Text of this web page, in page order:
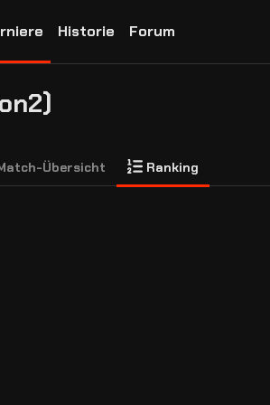
Historie Forum
Übersicht Ranking